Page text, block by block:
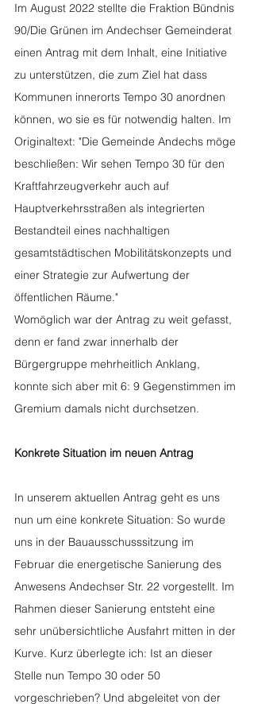
Im August 2022 stellte die Fraktion Bündnis
90/Die Grünen im Andechser Gemeinderat
einen Antrag mit dem Inhalt, eine Initiative
zu unterstützen, die zum Ziel hat dass
Kommunen innerorts Tempo 30 anordnen
können, wo sie es für notwendig halten. Im
Originaltext: "Die Gemeinde Andechs möge
beschließen: Wir sehen Tempo 30 für den
Kraftfahrzeugverkehr auch auf
Hauptverkehrsstraßen als integrierten
Bestandteil eines nachhaltigen
gesamtstädtischen Mobilitätskonzepts und
einer Strategie zur Aufwertung der
öffentlichen Räume."
Womöglich war der Antrag zu weit gefasst,
denn er fand zwar innerhalb der
Bürgergruppe mehrheitlich Anklang,
konnte sich aber mit 6: 9 Gegenstimmen im
Gremium damals nicht durchsetzen.
Konkrete Situation im neuen Antrag
In unserem aktuellen Antrag geht es uns
nun um eine konkrete Situation: So wurde
uns in der Bauausschusssitzung im
Februar die energetische Sanierung des
Anwesens Andechser Str. 22 vorgestellt. Im
Rahmen dieser Sanierung entsteht eine
sehr unübersichtliche Ausfahrt mitten in der
Kurve. Kurz überlegte ich: Ist an dieser
Stelle nun Tempo 30 oder 50
vorgeschrieben? Und abgeleitet von der